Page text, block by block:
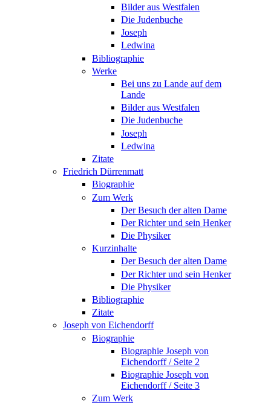
Bilder aus Westfalen
Die Judenbuche
Joseph
Ledwina
Bibliographie
Werke
Bei uns zu Lande auf dem
Lande
Bilder aus Westfalen
Die Judenbuche
Joseph
Ledwina
Zitate
Friedrich Dürrenmatt
Biographie
Zum Werk
Der Besuch der alten Dame
Der Richter und sein Henker
Die Physiker
Kurzinhalte
Der Besuch der alten Dame
Der Richter und sein Henker
Die Physiker
Bibliographie
Zitate
Joseph von Eichendorff
Biographie
Biographie Joseph von
Eichendorff / Seite 2
Biographie Joseph von
Eichendorff / Seite 3
Zum Werk